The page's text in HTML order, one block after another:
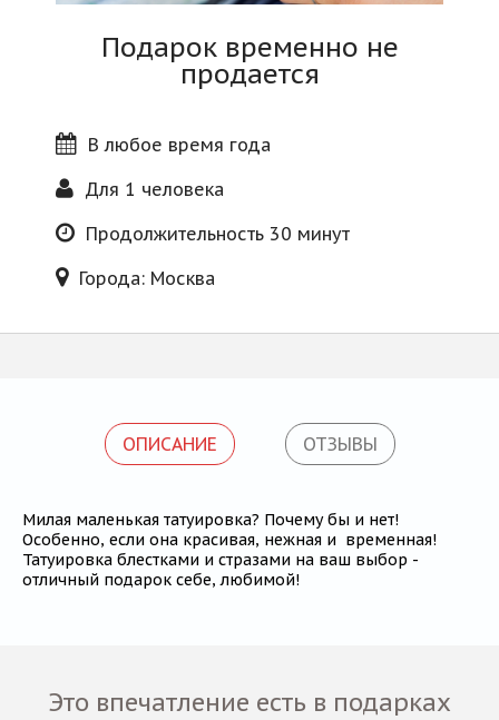
Блог
Подарок временно не
продается
В любое время года
Для 1 человека
Продолжительность 30 минут
Города: Москва
ОПИСАНИЕ ОТЗЫВЫ
Милая маленькая татуировка? Почему бы и нет!
Особенно, если она красивая, нежная и временная!
Татуировка блестками и стразами на ваш выбор -
отличный подарок себе, любимой!
Это впечатление есть в подарках